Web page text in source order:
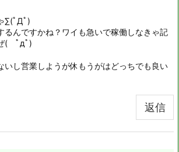
∑(ﾟДﾟ)
るんですかね？ワイも急いで稼働しなきゃ記
( ﾟдﾟ)
いし営業しようが休もうがはどっちでも良い
返信